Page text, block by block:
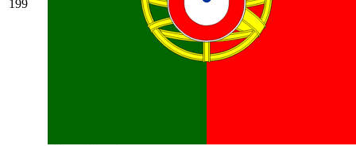
199